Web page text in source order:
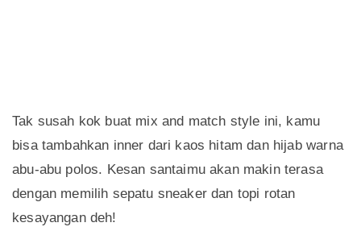
Tak susah kok buat mix and match style ini, kamu
bisa tambahkan inner dari kaos hitam dan hijab warna
abu-abu polos. Kesan santaimu akan makin terasa
dengan memilih sepatu sneaker dan topi rotan
kesayangan deh!